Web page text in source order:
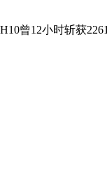
曾12小时斩获